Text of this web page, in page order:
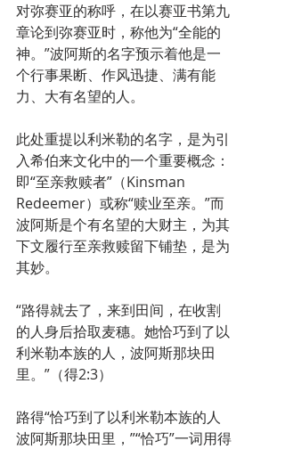
对弥赛亚的称呼，在以赛亚书第九
章论到弥赛亚时，称他为“全能的
神。”波阿斯的名字预示着他是一
个行事果断、作风迅捷、满有能
力、大有名望的人。
此处重提以利米勒的名字，是为引
入希伯来文化中的一个重要概念：
即“至亲救赎者”（Kinsman
Redeemer）或称“赎业至亲。”而
波阿斯是个有名望的大财主，为其
下文履行至亲救赎留下铺垫，是为
其妙。
“路得就去了，来到田间，在收割
的人身后拾取麦穗。她恰巧到了以
利米勒本族的人，波阿斯那块田
里。”（得2:3）
路得“恰巧到了以利米勒本族的人
波阿斯那块田里，”“恰巧”一词用得